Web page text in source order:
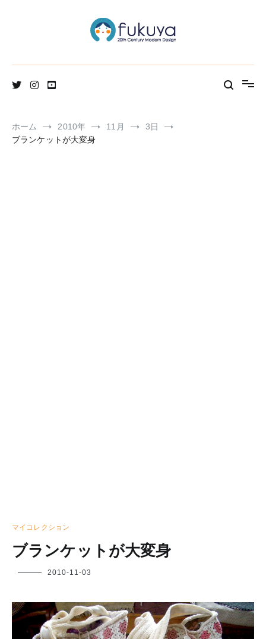
ホーム 2010年 11月
3日
ブランケットが大変身
マイコレクション
ブランケットが大変身
フ
2010-11-03